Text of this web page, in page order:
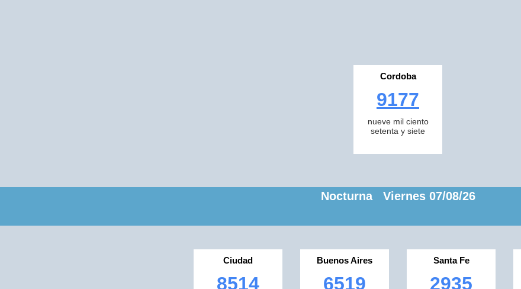
Cordoba
9177
nueve mil ciento
setenta y siete
Nocturna Viernes 07/08/26
Ciudad
8514
Buenos Aires
6519
Santa Fe
2935